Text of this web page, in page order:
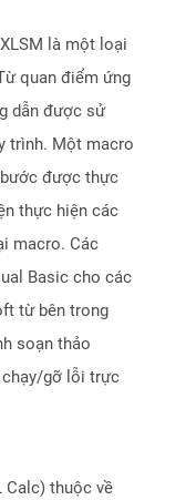
là một loại
quan điểm ứng
dẫn được sử
trình. Một macro
được thực
thực hiện các
macro. Các
Basic cho các
từ bên trong
soạn thảo
gỡ lỗi trực
Calc) thuộc về